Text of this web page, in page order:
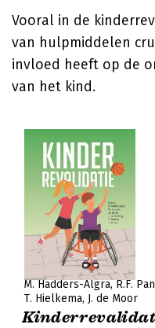
Vooral in de
van hulpmiddelen
invloed heeft op de
van het kind.
M. Hadders-Algra R.F.
T. Hielkema J. de Moor